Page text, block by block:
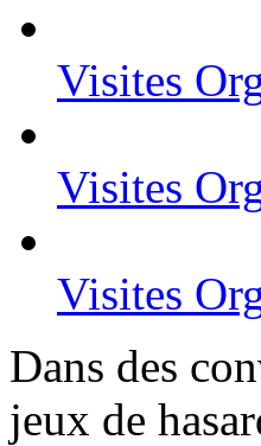
Visites
Visites
Visites
Dans des
jeux de